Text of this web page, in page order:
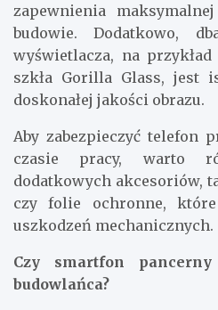
zapewnienia
budowie. Dodatkowo,
wyświetlacza, na
szkła Gorilla Glass, jest
doskonałej jakości obrazu.
Aby zabezpieczyć telefon
czasie pracy, warto
dodatkowych akcesoriów,
czy folie ochronne,
uszkodzeń mechanicznych.
Czy smartfon
budowlańca?